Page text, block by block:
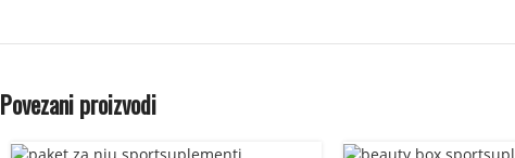
Povezani proizvodi